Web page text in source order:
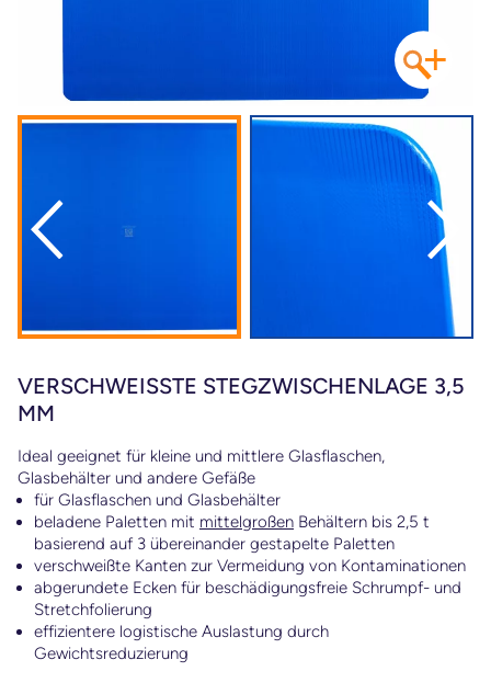
+
VERSCHWEISSTE STEGZWISCHENLAGE 3,5 M
M
Ideal geeignet für kleine und mittlere Glasflaschen,
Glasbehälter und andere Gefäße
für Glasflaschen und Glasbehälter
beladene Paletten mit mittelgroßen Behältern bis 2,5 t
basierend auf 3 übereinander gestapelte Paletten
verschweißte Kanten zur Vermeidung von Kontaminationen
abgerundete Ecken für beschädigungsfreie Schrumpf- und
Stretchfolierung
effizientere logistische Auslastung durch
Gewichtsreduzierung